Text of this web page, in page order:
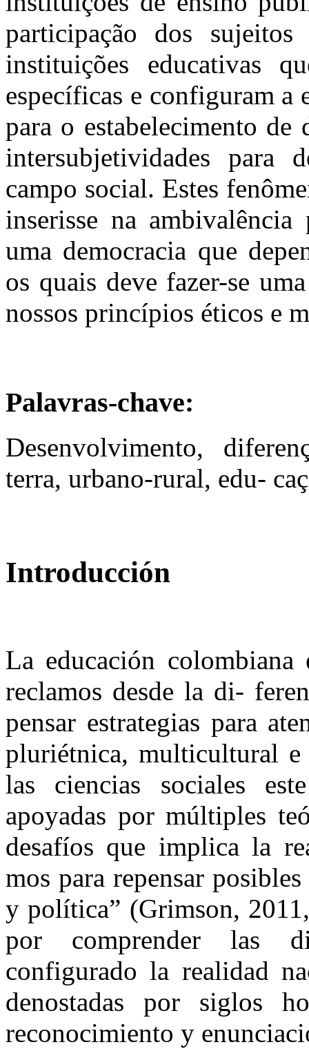
participação dos sujeitos
instituições educativas
específicas e configuram a
para o estabelecimento de
intersubjetividades para
campo social. Estes
inserisse na
uma democracia que
os quais deve fazer-se
nossos princípios éticos e
Palavras-chave:
Desenvolvimento,
terra, urbano-rural, edu-
Introducción
La educación
reclamos desde la di-
pensar estrategias para
pluriétnica, multicultural
las ciencias sociales
apoyadas por múltiples
desafíos que implica la
mos para repensar
y política” (Grimson,
por comprender las
configurado la realidad
denostadas por siglos
reconocimiento y